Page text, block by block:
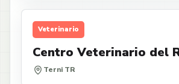
Veterinario
Centro Veterinario del
Terni TR